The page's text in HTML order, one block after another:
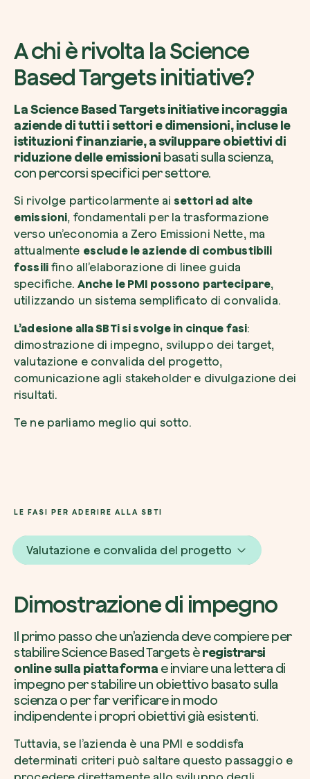
A chi è rivolta la Science
Based Targets initiative?
La Science Based Targets initiative incoraggia
aziende di tutti i settori e dimensioni, incluse le
istituzioni finanziarie, a sviluppare obiettivi di
riduzione delle emissioni basati sulla scienza,
con percorsi specifici per settore.
Si rivolge particolarmente aisettori ad alte
emissioni, fondamentali per la trasformazione
verso un’economia a Zero Emissioni Nette, ma
attualmente esclude le aziende di combustibili
fossilifino all’elaborazione di linee guida
specifiche. Anche le PMI possono partecipare,
utilizzando un sistema semplificato di convalida.
L’adesione alla SBTi si svolge in cinque fasi:
dimostrazione di impegno, sviluppo dei target,
valutazione e convalida del progetto,
comunicazione agli stakeholder e divulgazione dei
risultati.
Te ne parliamo meglio qui sotto.
LE FASI PER ADERIRE ALLA SBTI
Valutazione e convalida del progetto
Dimostrazione di impegno
Il primo passo che un’azienda deve compiere per
stabilire Science Based Targets èregistrarsi
online sulla piattaforma e inviare una lettera di
impegno per stabilire un obiettivo basato sulla
scienza o per far verificare in modo
indipendente i propri obiettivi già esistenti.
Tuttavia, se l’azienda è una PMI e soddisfa
determinati criteri può saltare questo passaggio e